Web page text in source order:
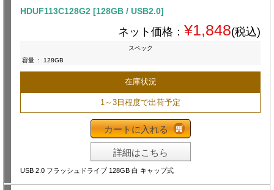
HDUF113C128G2 [128GB / USB2.0]
ネット価格： ¥1,848(税込)
スペック
容量 : 128GB
在庫状況
1～3日程度で出荷予定
カートに入れる
詳細はこちら
USB 2.0 フラッシュドライブ 128GB 白 キャップ式